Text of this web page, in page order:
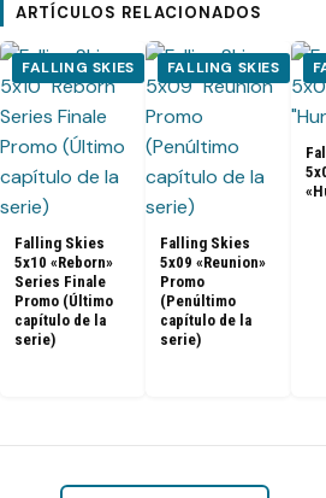
ARTÍCULOS RELACIONADOS
FALLING SKIES
Falling Skies
5x10 «Reborn»
Series Finale
Promo (Último
capítulo de la
serie)
FALLING SKIES
Falling Skies
5x09 «Reunion»
Promo
(Penúltimo
capítulo de la
serie)